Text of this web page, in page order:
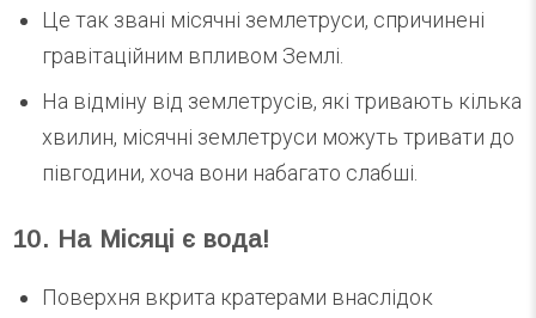
Це так звані місячні землетруси, спричинені
гравітаційним впливом Землі.
На відміну від землетрусів, які тривають кілька
хвилин, місячні землетруси можуть тривати до
півгодини, хоча вони набагато слабші.
10. На Місяці є вода!
Поверхня вкрита кратерами внаслідок